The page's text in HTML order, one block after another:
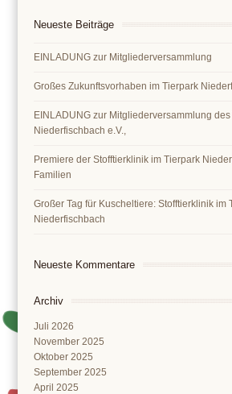
Neueste Beiträge
EINLADUNG zur Mitgliederversammlung
Großes Zukunftsvorhaben im Tierpark
EINLADUNG zur Mitgliederversammlung
Niederfischbach e.V.,
Premiere der Stofftierklinik im Tierpark
Familien
Großer Tag für Kuscheltiere: Stofftierklinik im
Niederfischbach
Neueste Kommentare
Archiv
Juli 2026
November 2025
Oktober 2025
September 2025
April 2025